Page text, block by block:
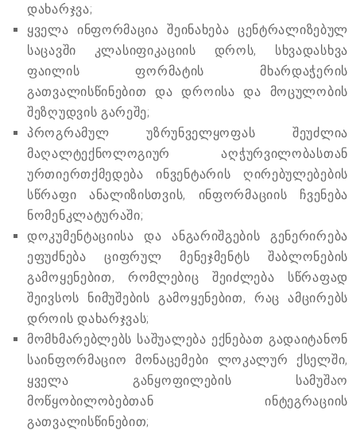
დახარჯვა;
ყველა ინფორმაცია შეინახება ცენტრალიზებულ
საცავში კლასიფიკაციის დროს, სხვადასხვა
ფაილის ფორმატის მხარდაჭერის
გათვალისწინებით და დროისა და მოცულობის
შეზღუდვის გარეშე;
პროგრამულ უზრუნველყოფას შეუძლია
მაღალტექნოლოგიურ აღჭურვილობასთან
ურთიერთქმედება ინვენტარის ღირებულებების
სწრაფი ანალიზისთვის, ინფორმაციის ჩვენება
ნომენკლატურაში;
დოკუმენტაციისა და ანგარიშგების გენერირება
ეფუძნება ციფრულ მენეჯმენტს შაბლონების
გამოყენებით, რომლებიც შეიძლება სწრაფად
შეივსოს ნიმუშების გამოყენებით, რაც ამცირებს
დროის დახარჯვას;
მომხმარებლებს საშუალება ექნებათ გადაიტანონ
საინფორმაციო მონაცემები ლოკალურ ქსელში,
ყველა განყოფილების სამუშაო
მოწყობილობებთან ინტეგრაციის
გათვალისწინებით;